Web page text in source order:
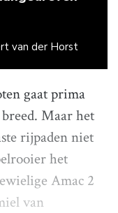
van der Horst
gaat prima
Maar het
rijpaden niet
het
Amac 2
van